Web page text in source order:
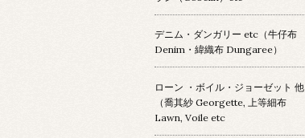
デニム・ダンガリー etc（牛仔布
Denim・緯織布 Dungaree）
ローン ・ボイル・ジョーゼット 他
（喬其紗 Georgette, 上等細布
Lawn, Voile etc